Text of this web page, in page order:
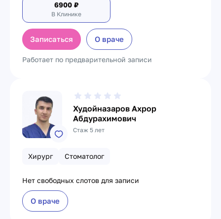
6900 ₽
В Клинике
Записаться О враче
Работает по предварительной записи
Худойназаров Ахрор
Абдурахимович
Стаж 5 лет
Хирург Стоматолог
Нет свободных слотов для записи
О враче